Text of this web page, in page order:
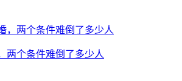
两个条件难倒了多少人